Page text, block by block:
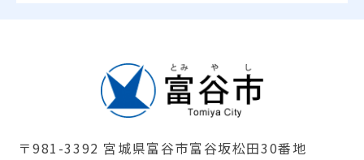
〒981-3392 宮城県富谷市富谷坂松田30番地